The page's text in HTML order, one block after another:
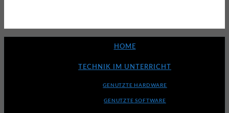
HOME
TECHNIK IM UNTERRICHT
GENUTZTE HARDWARE
GENUTZTE SOFTWARE